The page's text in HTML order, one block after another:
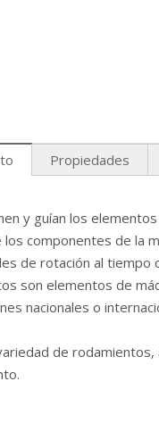
Propiedades
y guían los
componentes de la
de rotación al tiempo
son elementos de
nacionales o
de